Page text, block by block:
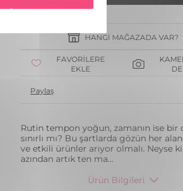
HANGI MAĞAZADA VAR?
FAVORILERE
EKLE
Paylaş
Rutin tempon yoğun, zamanın ise bir
sınırlı mı? Bu şartlarda gözün her
ve etkili ürünler arıyor olmalı. Neyse
azından artık ten ma...
Ürün Bilgileri